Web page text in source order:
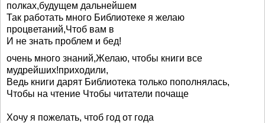
полках,будущем дальнейшем
Так работать много Библиотеке я желаю
процветаний,Чтоб вам в
И не знать проблем и бед!
очень много знаний,Желаю, чтобы книги все
мудрейших!приходили,
Ведь книги дарят Библиотека только пополнялась,
Чтобы на чтение Чтобы читатели почаще
Хочу я пожелать, чтоб год от года